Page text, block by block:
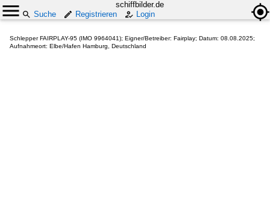
schiffbilder.de
Suche
Registrieren Login
Schlepper FAIRPLAY-95 (IMO 9964041); Eigner/Betreiber: Fairplay; Datum: 08.08.2025;
Aufnahmeort: Elbe/Hafen Hamburg, Deutschland